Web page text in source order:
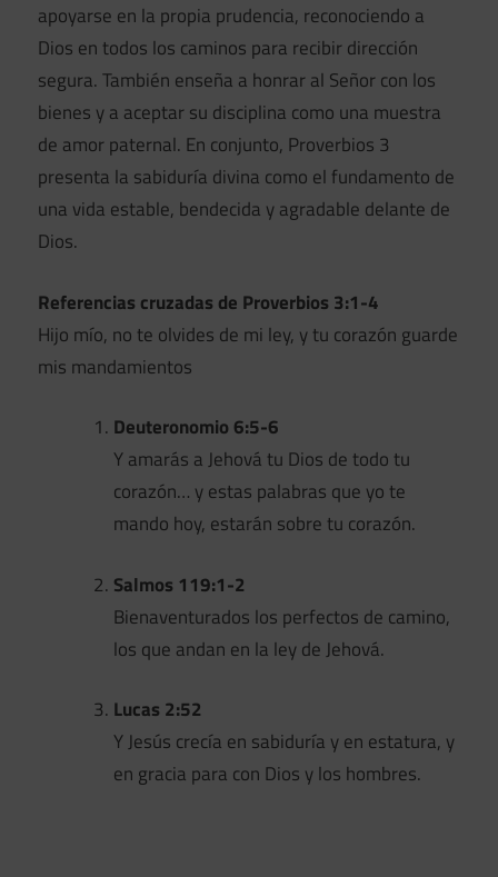
apoyarse en la propia prudencia, reconociendo a
Dios en todos los caminos para recibir dirección
segura. También enseña a honrar al Señor con los
bienes y a aceptar su disciplina como una muestra
de amor paternal. En conjunto, Proverbios 3
presenta la sabiduría divina como el fundamento de
una vida estable, bendecida y agradable delante de
Dios.
Referencias cruzadas de Proverbios 3:1-4
Hijo mío, no te olvides de mi ley, y tu corazón guarde
mis mandamientos
Deuteronomio 6:5-6
Y amarás a Jehová tu Dios de todo tu
corazón… y estas palabras que yo te
mando hoy, estarán sobre tu corazón.
Salmos 119:1-2
Bienaventurados los perfectos de camino,
los que andan en la ley de Jehová.
Lucas 2:52
Y Jesús crecía en sabiduría y en estatura, y
en gracia para con Dios y los hombres.